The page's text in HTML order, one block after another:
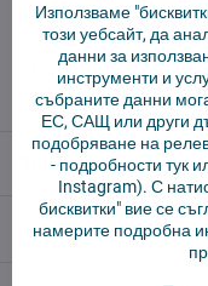
✅ Готов за изпращане
✅ БЕЗПЛАТНА
✅ 14 дни политика за
Описание
Отзиви 0
Използваме
този уебсайт, да
данни за
инструменти и
събраните данни
ЕС, САЩ или други
подобряване на
- подробности тук
Instagram). С
бисквитки" вие се
намерите подробна